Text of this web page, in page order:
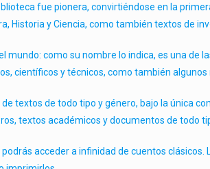
fue pionera, convirtiéndose en la
Historia y Ciencia, como también textos de
mundo: como su nombre lo indica, es una de
científicos y técnicos, como también
textos de todo tipo y género, bajo la única
textos académicos y documentos de todo
acceder a infinidad de cuentos